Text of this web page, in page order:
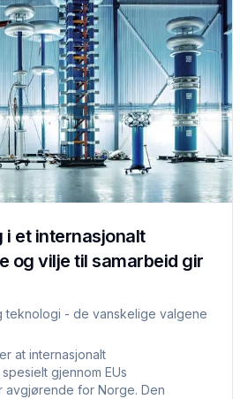
i et internasjonalt
og vilje til samarbeid gir
teknologi - de vanskelige valgene
at internasjonalt
gjennom EUs
avgjørende for Norge. Den